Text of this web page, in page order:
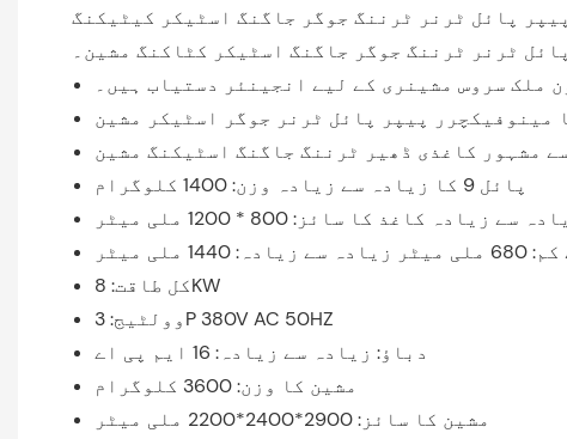
پائل ٹرنر ٹرننگ جوگر جاگنگ اسٹیکر کیٹیکنگ
ٹرنر ٹرننگ جوگر جاگنگ اسٹیکر کٹاکنگ مشین۔
ملک سروس مشینری کے لیے انجینئر دستیاب ہیں۔
مینوفیکچرر پیپر پائل ٹرنر جوگر اسٹیکر مشین
مشہور کاغذی ڈھیر ٹرننگ جاگنگ اسٹیکنگ مشین
پائل 9 کا زیادہ سے زیادہ وزن: 1400 کلوگرام
سے زیادہ کاغذ کا سائز: 800 * 1200 ملی میٹر
میٹر
کل طاقت: 8KW
وولٹیج: 3P 380V AC 50HZ
دباؤ: زیادہ سے زیادہ: 16 ایم پی اے
مشین کا وزن: 3600 کلوگرام
مشین کا سائز: 2900*2400*2200 ملی میٹر